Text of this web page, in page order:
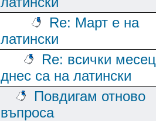
Re: Март е на
латински
Re: всички
днес са на латински
Повдигам отново
въпроса